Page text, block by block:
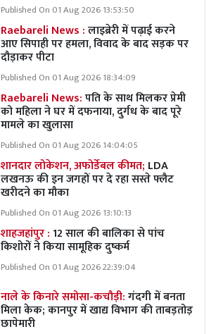
Published On 01 Aug 2026 13:53:50
Raebareli News :लाइब्रेरी में पढ़ाई करने
आए सिपाही पर हमला, विवाद के बाद सड़क पर
दौड़ाकर पीटा
Published On 01 Aug 2026 18:34:09
Raebareli News:पति के साथ मिलकर प्रेमी
को महिला ने घर में दफनाया, दुर्गध के बाद पूरे
मामले का खुलासा
Published On 01 Aug 2026 14:04:05
शानदार लोकेशन, अफोर्डेबल कीमत; LDA
लखनऊ की इन जगहों पर दे रहा सस्ते फ्लैट
खरीदने का मौका
Published On 01 Aug 2026 13:10:13
शाहजहांपुर :12 साल की बालिका से पांच
किशोरों ने किया सामूहिक दुष्कर्म
Published On 01 Aug 2026 22:39:04
नाले के किनारे समोसा-कचौड़ी:गंदगी में बनता
मिला केक; कानपुर में खाद्य विभाग की ताबड़तोड़
छापेमारी